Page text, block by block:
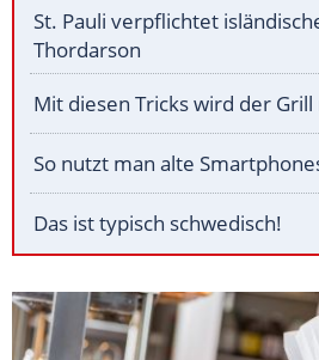
St. Pauli verpflichtet
Thordarson
Mit diesen Tricks wird der
So nutzt man alte
Das ist typisch schwedisch!